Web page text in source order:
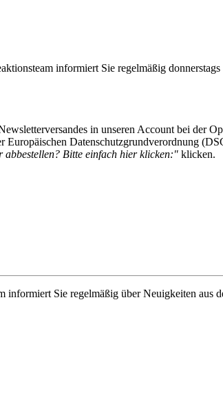
informiert Sie regelmäßig
in unseren Account bei der
Datenschutzgrundverordnung
abbestellen? Bitte einfach hier klicken:" klicken.
Sie regelmäßig über Neuigkeiten aus